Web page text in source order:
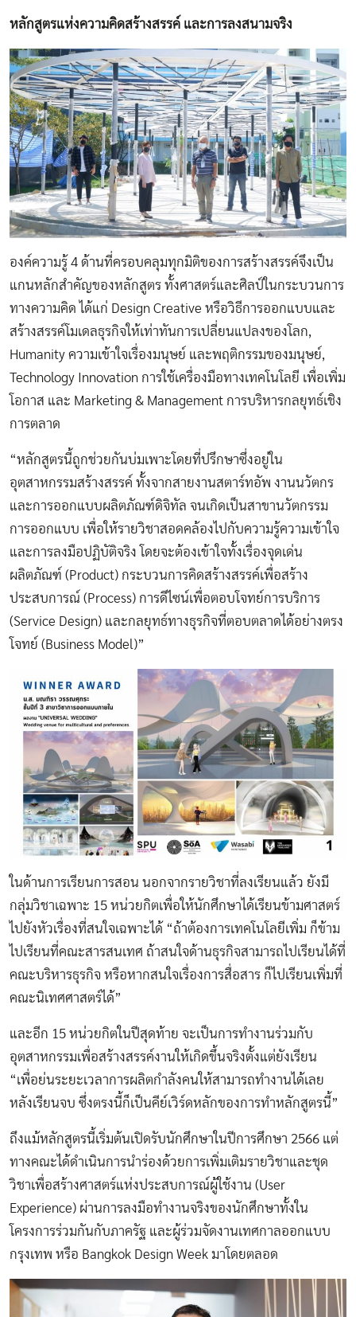
หลักสูตรแห่งความคิดสร้างสรรค์​ และการลงสนามจริง
องค์ความรู้ 4 ด้านที่ครอบคลุมทุกมิติของการสร้างสรรค์จึงเป็น
แกนหลักสำคัญของหลักสูตร ทั้งศาสตร์และศิลป์ในกระบวนการ
ทางความคิด ได้แก่ Design Creative หรือวิธีการออกแบบและ
สร้างสรรค์โมเดลธุรกิจให้เท่าทันการเปลี่ยนแปลงของโลก,
Humanity ความเข้าใจเรื่องมนุษย์ และพฤติกรรมของมนุษย์,
Technology Innovation การใช้เครื่องมือทางเทคโนโลยี เพื่อเพิ่ม
โอกาส และ Marketing & Management การบริหารกลยุทธ์เชิง
การตลาด
“หลักสูตรนี้ถูกช่วยกันบ่มเพาะโดยที่ปรึกษาซึ่งอยู่ใน
อุตสาหกรรมสร้างสรรค์ ทั้งจากสายงานสตาร์ทอัพ งานนวัตกร
และการออกแบบผลิตภัณฑ์ดิจิทัล จนเกิดเป็นสาขานวัตกรรม
การออกแบบ เพื่อให้รายวิชาสอดคล้องไปกับความรู้ความเข้าใจ
และการลงมือปฏิบัติจริง โดยจะต้องเข้าใจทั้งเรื่องจุดเด่น
ผลิตภัณฑ์ (Product) กระบวนการคิดสร้างสรรค์เพื่อสร้าง
ประสบการณ์ (Process) การดีไซน์เพื่อตอบโจทย์การบริการ
(Service Design) และกลยุทธ์ทางธุรกิจที่ตอบตลาดได้อย่างตรง
โจทย์ (Business Model)”
ในด้านการเรียนการสอน นอกจากรายวิชาที่ลงเรียนแล้ว ยังมี
กลุ่มวิชาเฉพาะ 15 หน่วยกิตเพื่อให้นักศึกษาได้เรียนข้ามศาสตร์
ไปยังหัวเรื่องที่สนใจเฉพาะได้ “ถ้าต้องการเทคโนโลยีเพิ่ม ก็ข้าม
ไปเรียนที่คณะสารสนเทศ ถ้าสนใจด้านธุรกิจสามารถไปเรียนได้ที่
คณะบริหารธุรกิจ หรือหากสนใจเรื่องการสื่อสาร ก็ไปเรียนเพิ่มที่
คณะนิเทศศาสตร์ได้”
และอีก 15 หน่วยกิตในปีสุดท้าย จะเป็นการทำงานร่วมกับ
อุตสาหกรรมเพื่อสร้างสรรค์งานให้เกิดขึ้นจริงตั้งแต่ยังเรียน
“เพื่อย่นระยะเวลาการผลิตกำลังคนให้สามารถทำงานได้เลย
หลังเรียนจบ ซึ่งตรงนี้ก็เป็นคีย์เวิร์ดหลักของการทำหลักสูตรนี้”
ถึงแม้หลักสูตรนี้เริ่มต้นเปิดรับนักศึกษาในปีการศึกษา 2566 แต่
ทางคณะได้ดำเนินการนำร่องด้วยการเพิ่มเติมรายวิชาและชุด
วิชาเพื่อสร้างศาสตร์แห่งประสบการณ์ผู้ใช้งาน (User
Experience) ผ่านการลงมือทำงานจริงของนักศึกษาทั้งใน
โครงการร่วมกันกับภาครัฐ และผู้ร่วมจัดงานเทศกาลออกแบบ
กรุงเทพ หรือ Bangkok Design Week มาโดยตลอด